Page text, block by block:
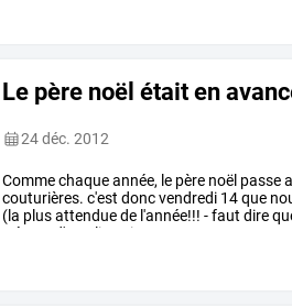
Le père noël était en
24 déc. 2012
Commechaqueannée, le père noël passe
couturières. c'est doncvendredi 14que
(la plusattenduede l'année!!! -faut dire
trésors
d'emalie qui